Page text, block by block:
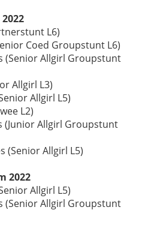
L6)
Coed Groupstunt L6)
(Senior Allgirl Groupstunt
Allgirl L3)
Allgirl L5)
L2)
(Junior Allgirl Groupstunt
(Senior Allgirl L5)
2022
Allgirl L5)
(Senior Allgirl Groupstunt